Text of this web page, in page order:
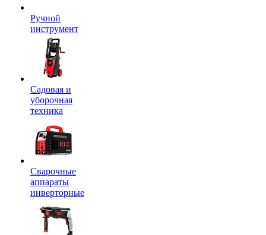
Ручной
инструмент
Садовая и
уборочная
техника
Сварочные
аппараты
инверторные